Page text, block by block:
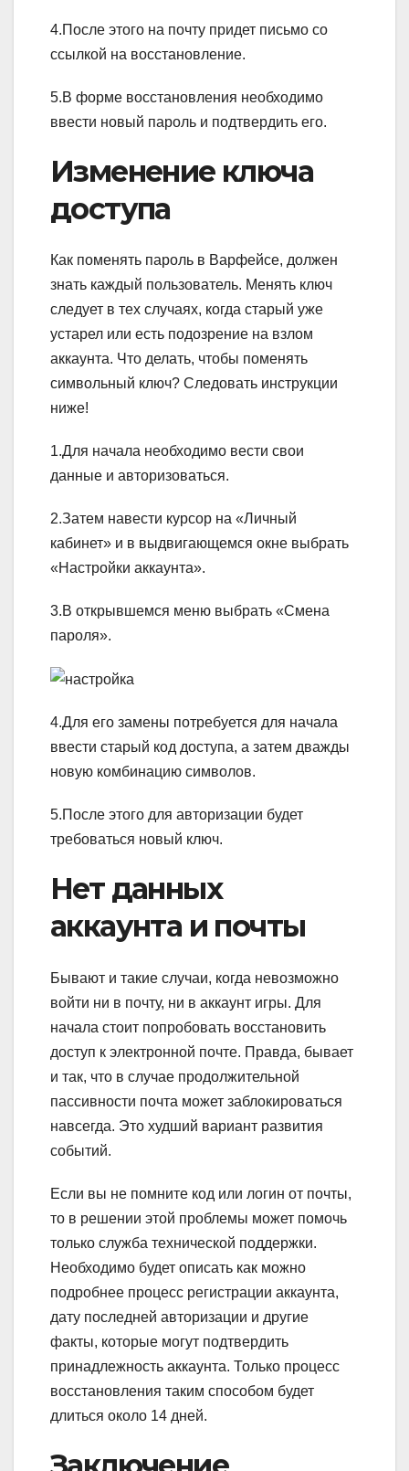
4.После этого на почту придет письмо со
ссылкой на восстановление.
5.В форме восстановления необходимо
ввести новый пароль и подтвердить его.
Изменение ключа
доступа
Как поменять пароль в Варфейсе, должен
знать каждый пользователь. Менять ключ
следует в тех случаях, когда старый уже
устарел или есть подозрение на взлом
аккаунта. Что делать, чтобы поменять
символьный ключ? Следовать инструкции
ниже!
1.Для начала необходимо вести свои
данные и авторизоваться.
2.Затем навести курсор на «Личный
кабинет» и в выдвигающемся окне выбрать
«Настройки аккаунта».
3.В открывшемся меню выбрать «Смена
пароля».
4.Для его замены потребуется для начала
ввести старый код доступа, а затем дважды
новую комбинацию символов.
5.После этого для авторизации будет
требоваться новый ключ.
Нет данных
аккаунта и почты
Бывают и такие случаи, когда невозможно
войти ни в почту, ни в аккаунт игры. Для
начала стоит попробовать восстановить
доступ к электронной почте. Правда, бывает
и так, что в случае продолжительной
пассивности почта может заблокироваться
навсегда. Это худший вариант развития
событий.
Если вы не помните код или логин от почты,
то в решении этой проблемы может помочь
только служба технической поддержки.
Необходимо будет описать как можно
подробнее процесс регистрации аккаунта,
дату последней авторизации и другие
факты, которые могут подтвердить
принадлежность аккаунта. Только процесс
восстановления таким способом будет
длиться около 14 дней.